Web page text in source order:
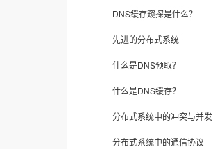
DNS缓存窥探是什么？
先进的分布式系统
什么是DNS预取？
什么是DNS缓存？
分布式系统中的冲突与并发
分布式系统中的通信协议